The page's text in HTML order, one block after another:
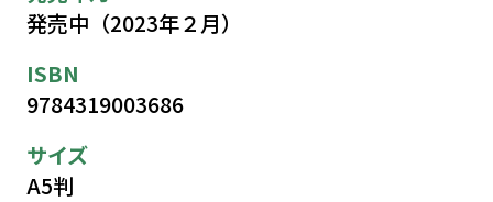
発売中（2023年２月）
ISBN
9784319003686
サイズ
A5判